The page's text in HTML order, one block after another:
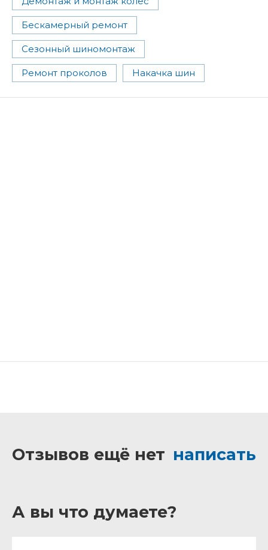
Бескамерный ремонт
Сезонный шиномонтаж
Ремонт проколов Накачка шин
Отзывов ещё нет написать
А вы что думаете?